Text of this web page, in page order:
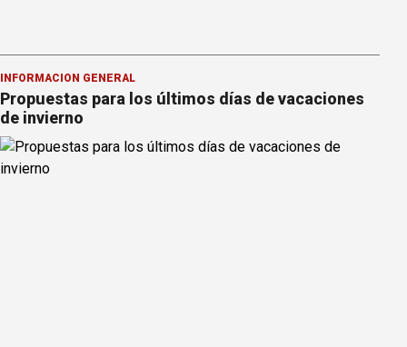
INFORMACION GENERAL
Propuestas para los últimos días de vacaciones
de invierno